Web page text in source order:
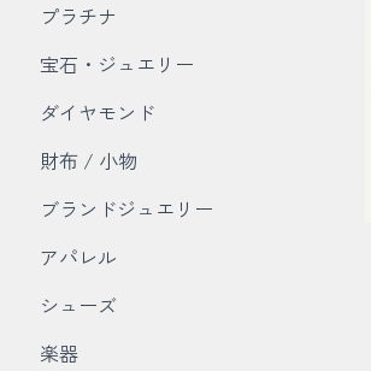
プラチナ
宝石・ジュエリー
ダイヤモンド
財布 / 小物
ブランドジュエリー
アパレル
シューズ
楽器